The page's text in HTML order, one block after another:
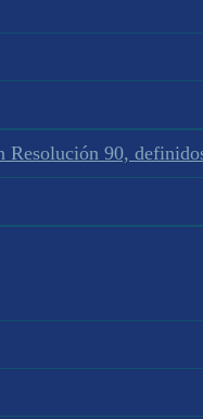
Resolución 90,